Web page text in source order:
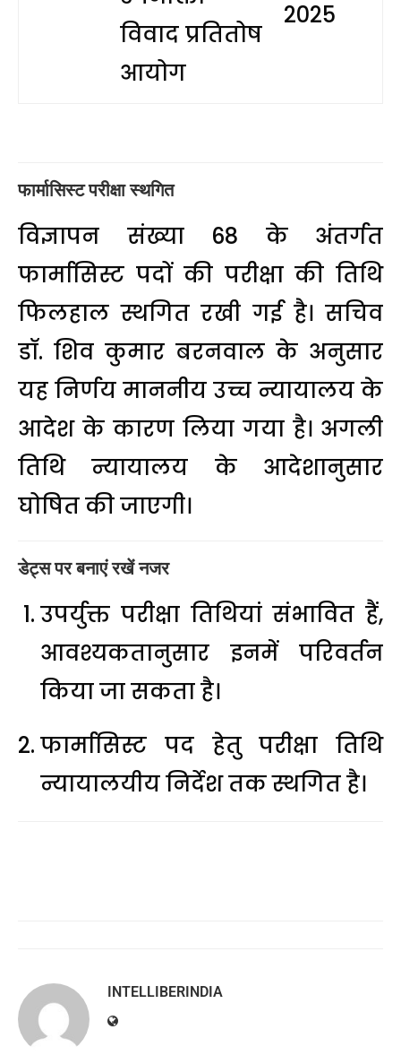
विवाद प्रतितोष
आयोग
2025
फार्मासिस्ट परीक्षा स्थगित
विज्ञापन संख्या 68 के अंतर्गत
फार्मासिस्ट पदों की परीक्षा की तिथि
फिलहाल स्थगित रखी गई है। सचिव
डॉ. शिव कुमार बरनवाल के अनुसार
यह निर्णय माननीय उच्च न्यायालय के
आदेश के कारण लिया गया है। अगली
तिथि न्यायालय के आदेशानुसार
घोषित की जाएगी।
डेट्स पर बनाएं रखें नजर
उपर्युक्त परीक्षा तिथियां संभावित हैं,
आवश्यकतानुसार इनमें परिवर्तन
किया जा सकता है।
फार्मासिस्ट पद हेतु परीक्षा तिथि
न्यायालयीय निर्देश तक स्थगित है।
INTELLIBERINDIA